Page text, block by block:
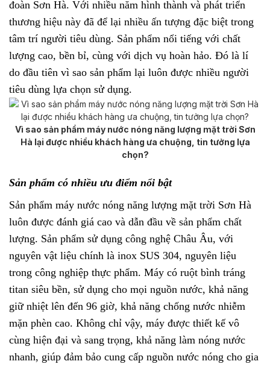
đoàn Sơn Hà. Với nhiều năm hình thành và phát triển
thương hiệu này đã để lại nhiều ấn tượng đặc biệt trong
tâm trí người tiêu dùng. Sản phẩm nổi tiếng với chất
lượng cao, bền bỉ, cùng với dịch vụ hoàn hảo. Đó là lí
do đầu tiên vì sao sản phẩm lại luôn được nhiều người
tiêu dùng lựa chọn sử dụng.
Vì sao sản phẩm máy nước nóng năng lượng mặt trời Sơn
Hà lại được nhiều khách hàng ưa chuộng, tin tưởng lựa
chọn?
Sản phẩm có nhiều ưu điểm nổi bật
Sản phẩm máy nước nóng năng lượng mặt trời Sơn Hà
luôn được đánh giá cao và dẫn đầu về sản phẩm chất
lượng. Sản phẩm sử dụng công nghệ Châu Âu, với
nguyên vật liệu chính là inox SUS 304, nguyên liệu
trong công nghiệp thực phẩm. Máy có ruột bình tráng
titan siêu bền, sử dụng cho mọi nguồn nước, khả năng
giữ nhiệt lên đến 96 giờ, khả năng chống nước nhiễm
mặn phèn cao. Không chỉ vậy, máy được thiết kế vô
cùng hiện đại và sang trọng, khả năng làm nóng nước
nhanh, giúp đảm bảo cung cấp nguồn nước nóng cho gia